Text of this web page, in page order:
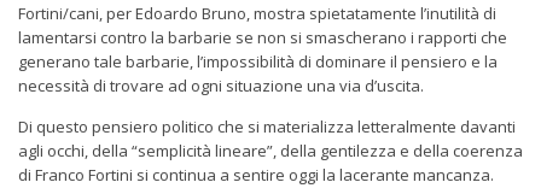
Fortini/cani, per Edoardo Bruno, mostra spietatamente l’inutilità di
lamentarsi contro la barbarie se non si smascherano i rapporti che
generano tale barbarie, l’impossibilità di dominare il pensiero e la
necessità di trovare ad ogni situazione una via d’uscita.
Di questo pensiero politico che si materializza letteralmente davanti
agli occhi, della “semplicità lineare”, della gentilezza e della coerenza
di Franco Fortini si continua a sentire oggi la lacerante mancanza.